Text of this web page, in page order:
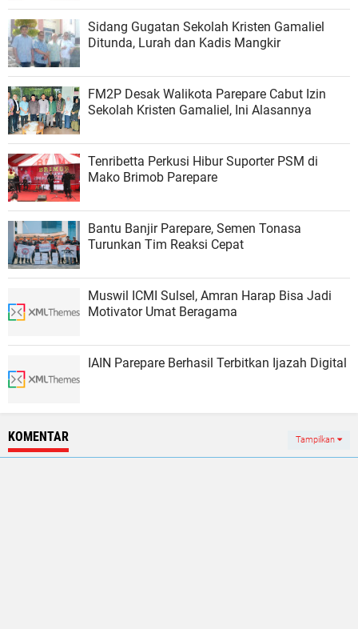
Sidang Gugatan Sekolah Kristen Gamaliel
Ditunda, Lurah dan Kadis Mangkir
FM2P Desak Walikota Parepare Cabut Izin
Sekolah Kristen Gamaliel, Ini Alasannya
Tenribetta Perkusi Hibur Suporter PSM di
Mako Brimob Parepare
Bantu Banjir Parepare, Semen Tonasa
Turunkan Tim Reaksi Cepat
Muswil ICMI Sulsel, Amran Harap Bisa Jadi
Motivator Umat Beragama
IAIN Parepare Berhasil Terbitkan Ijazah Digital
KOMENTAR Tampilkan